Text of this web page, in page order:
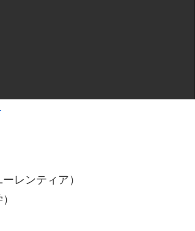
レンティア）